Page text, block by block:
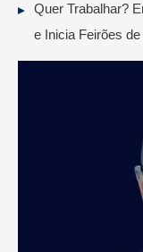
Quer Trabalhar?
e Inicia Feirões